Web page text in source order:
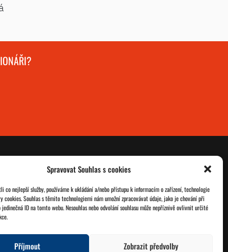
Spravovat Souhlas s cookies
co nejlepší služby, používáme k ukládání a/nebo přístupu k informacím o zařízení, technologie
cookies. Souhlas s těmito technologiemi nám umožní zpracovávat údaje, jako je chování při
jedinečná ID na tomto webu. Nesouhlas nebo odvolání souhlasu může nepříznivě ovlivnit určité
Příjmout Zobrazit předvolby
O nás
Jednoty ČSOL
Databáze legionářů
Pro členy